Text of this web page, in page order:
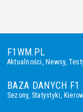
F1WM.PL
Aktualności, Newsy,
BAZA DANYCH F1
Sezony, Statystyki,